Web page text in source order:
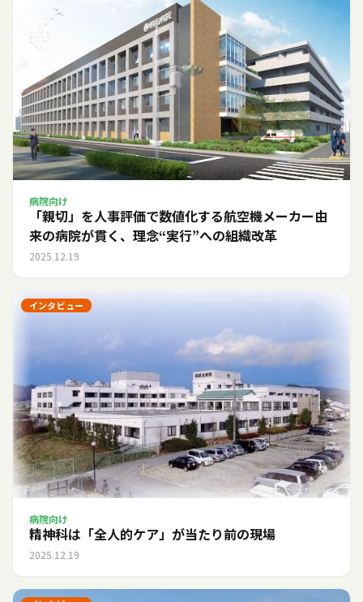
病院向け
「親切」を人事評価で数値化する――航空機メーカー由
来の病院が貫く、理念“実行”への組織改革
2025.12.19
インタビュー
病院向け
精神科は「全人的ケア」が当たり前の現場
2025.12.19